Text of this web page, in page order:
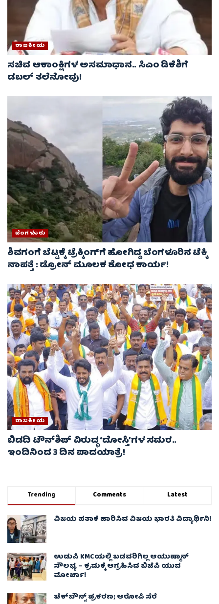
ರಾಜಕೀಯ
ಸಚಿವ ಆಕಾಂಕ್ಷಿಗಳ ಅಸಮಾಧಾನ.. ಸಿಎಂ ಡಿಕೆಶಿಗೆ
ಡಬಲ್ ತಲೆನೋವು!
ಬೆಂಗಳೂರು
ಶಿವಗಂಗೆ ಬೆಟ್ಟಕ್ಕೆ ಟ್ರೆಕ್ಕಿಂಗ್‌ಗೆ ಹೋಗಿದ್ದ ಬೆಂಗಳೂರಿನ ಟೆಕ್ಕಿ
ನಾಪತ್ತೆ : ಡ್ರೋನ್ ಮೂಲಕ ಶೋಧ ಕಾರ್ಯ!
ರಾಜಕೀಯ
ಬಿಡದಿ ಟೌನ್‌ಶಿಪ್ ವಿರುದ್ಧ ‘ದೋಸ್ತಿ’ಗಳ ಸಮರ..
ಇಂದಿನಿಂದ 3 ದಿನ ಪಾದಯಾತ್ರೆ!
Trending Comments Latest
ವಿಜಯ ಪತಾಕೆ ಹಾರಿಸಿದ ವಿಜಯ ಭಾರತಿ ವಿದ್ಯಾರ್ಥಿನಿ!
ಉಡುಪಿ KMCಯಲ್ಲಿ ಬಡವರಿಗಿಲ್ಲ ಆಯುಷ್ಮಾನ್
ಸೌಲಭ್ಯ – ಕ್ರಮಕ್ಕೆ ಆಗ್ರಹಿಸಿದ ಬಿಜೆಪಿ ಯುವ
ಮೋರ್ಚಾ!
ಚೆಕ್​ಬೌನ್ಸ್​ ಪ್ರಕರಣ; ಆರೋಪಿ ಸೆರೆ